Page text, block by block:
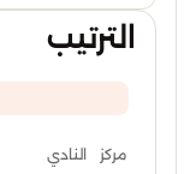
الترتيب
مركز النادي